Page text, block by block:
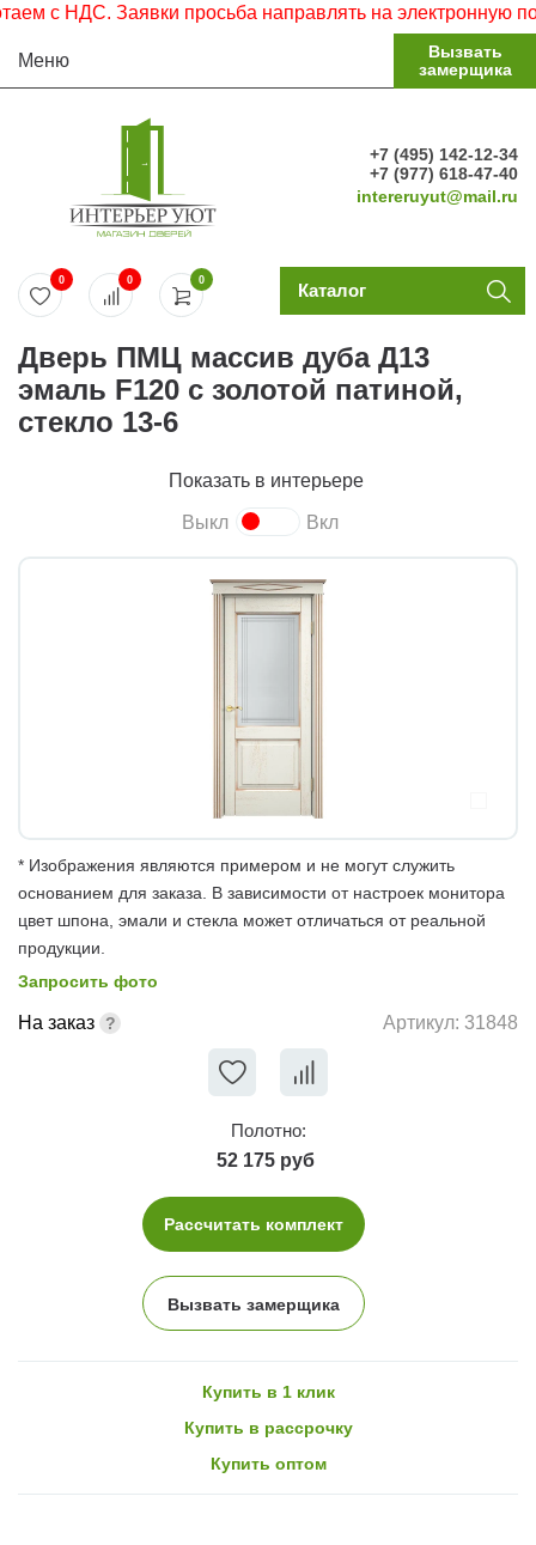
Заявки просьба направлять на электронную почту.
Меню
Вызвать
замерщика
+7 (495) 142-12-34
+7 (977) 618-47-40
intereruyut@mail.ru
0
0 0 Каталог
Дверь ПМЦ массив дуба Д13
эмаль F120 с золотой патиной,
стекло 13-6
Показать в интерьере
Выкл Вкл
* Изображения являются примером и не могут служить
основанием для заказа. В зависимости от настроек монитора
цвет шпона, эмали и стекла может отличаться от реальной
продукции.
Запросить фото
На заказ Артикул: 31848
Полотно:
52 175 руб
Рассчитать комплект
Вызвать замерщика
Купить в 1 клик
Купить в рассрочку
Купить оптом